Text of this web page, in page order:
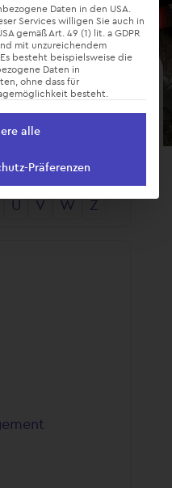
G H I K
U V W Z
Daten in den USA.
Services willigen Sie auch in
gemäß Art. 49 (1) lit. a GDPR
mit unzureichendem
besteht beispielsweise die
Daten in
ohne dass für
besteht.
alle
Präferenzen